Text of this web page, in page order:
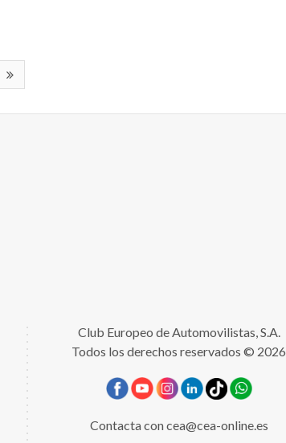
Club Europeo de Automovilistas, S.A.
Todos los derechos reservados © 2026
Contacta concea@cea-online.es